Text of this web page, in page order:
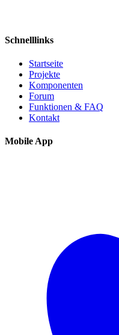
Schnelllinks
Startseite
Projekte
Komponenten
Forum
Funktionen & FAQ
Kontakt
Mobile App